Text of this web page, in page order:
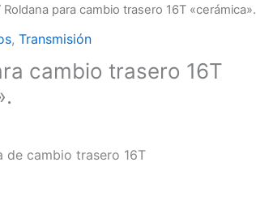
Roldana para cambio trasero 16T «cerámica».
, Transmisión
cambio trasero 16T
de cambio trasero 16T